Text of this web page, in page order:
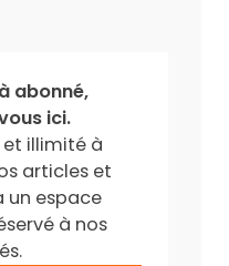
abonné,
ici.
illimité à
articles et
un espace
à nos